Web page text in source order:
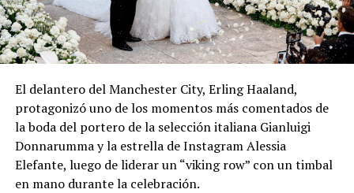
El delantero del Manchester City, Erling Haaland,
protagonizó uno de los momentos más comentados de
la boda del portero de la selección italiana Gianluigi
Donnarumma y la estrella de Instagram Alessia
Elefante, luego de liderar un “viking row” con un timbal
en mano durante la celebración.